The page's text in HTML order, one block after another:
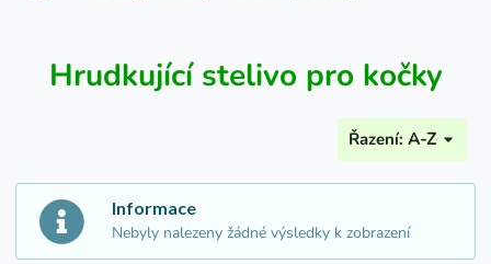
Hrudkující stelivo pro kočky
Řazení: A-Z
Informace
Nebyly nalezeny žádné výsledky k zobrazení